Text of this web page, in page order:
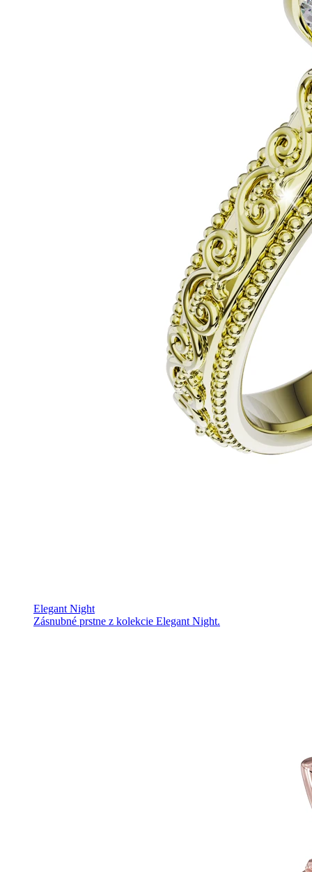
Elegant Night
Zásnubné prstne z kolekcie Elegant Night.